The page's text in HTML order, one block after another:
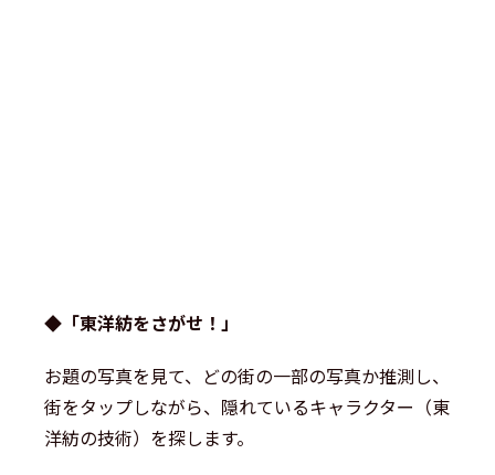
◆「東洋紡をさがせ！」
お題の写真を見て、どの街の一部の写真か推測し、
街をタップしながら、隠れているキャラクター（東
洋紡の技術）を探します。